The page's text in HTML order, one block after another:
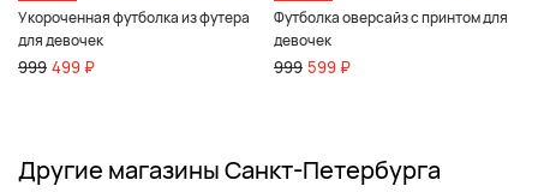
Укороченная футболка из футера
для девочек
999 499 ₽
Футболка оверсайз с принтом для
девочек
999 599 ₽
Другие магазины Санкт-Петербурга